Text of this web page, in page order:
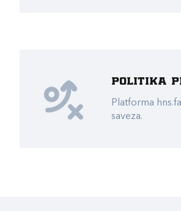
Politika
Platforma
saveza.